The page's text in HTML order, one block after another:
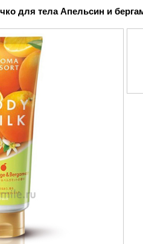
для тела Апельсин и